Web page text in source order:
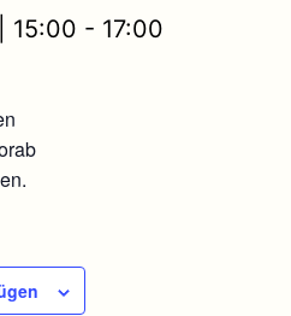
15:00 - 17:00